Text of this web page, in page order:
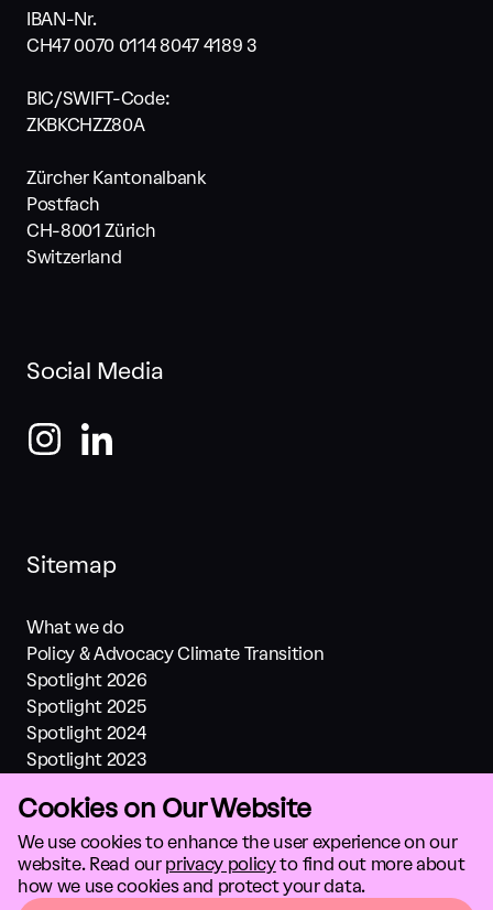
IBAN-Nr.
CH47 0070 0114 8047 4189 3
BIC/SWIFT-Code:
ZKBKCHZZ80A
Zürcher Kantonalbank
Postfach
CH-8001 Zürich
Switzerland
Social Media
Sitemap
What we do
Policy & Advocacy Climate Transition
Spotlight 2026
Spotlight 2025
Spotlight 2024
Spotlight 2023
Spotlight 2021
Investments
About us
Climate solutions
Cookies on Our Website
We use cookies to enhance the user experience on our
website. Read our privacy policyto find out more about
how we use cookies and protect your data.